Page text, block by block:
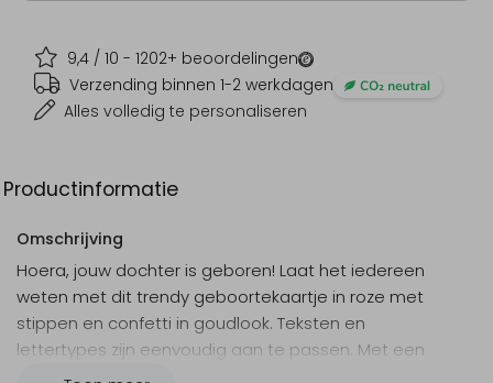
9,4 / 10 - 1202+ beoordelingen
Verzending binnen 1-2 werkdagen
Alles volledig te personaliseren
Productinformatie
Omschrijving
Hoera, jouw dochter is geboren! Laat het iedereen
weten met dit trendy geboortekaartje in roze met
stippen en confetti in goudlook. Teksten en
lettertypes zijn eenvoudig aan te passen. Met een
hippe envelop en sluitzegel maak je hem helemaal